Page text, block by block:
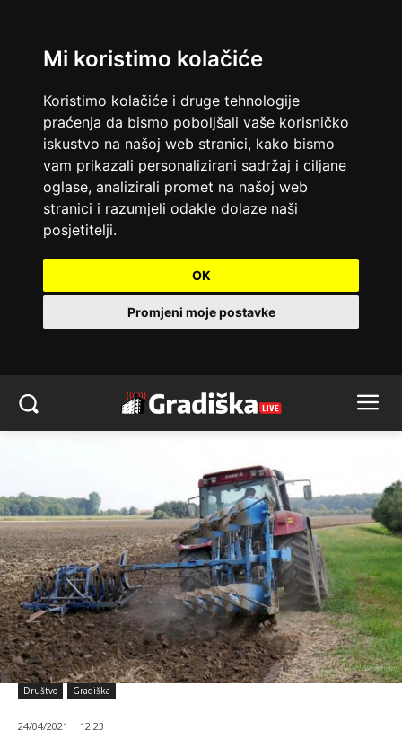
Mi koristimo kolačiće
Koristimo kolačiće i druge tehnologije
praćenja da bismo poboljšali vaše korisničko
iskustvo na našoj web stranici, kako bismo
vam prikazali personalizirani sadržaj i ciljane
oglase, analizirali promet na našoj web
stranici i razumjeli odakle dolaze naši
posjetitelji.
OK
Promjeni moje postavke
Društvo Gradiška
24/04/2021 | 12:23